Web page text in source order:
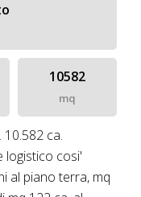
10582
mq
ca.
logistico cosi'
al piano terra, mq